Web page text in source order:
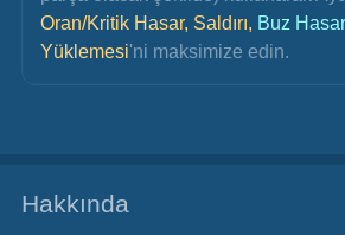
Oran/Kritik Hasar, Saldırı, Buz
Yüklemesi'ni maksimize edin.
Hakkında